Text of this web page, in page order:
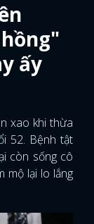
ấy
xao khi thừa
52. Bệnh tật
còn sống cô
mộ lại lo lắng